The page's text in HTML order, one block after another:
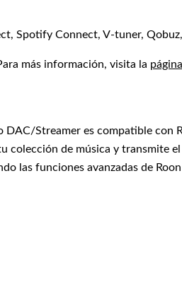
Spotify Connect, V-tuner,
más información, visita la
Streamer es compatible con
colección de música y transmite
las funciones avanzadas de